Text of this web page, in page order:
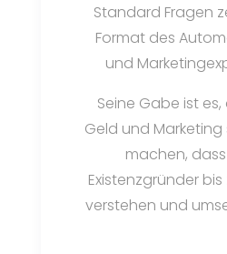
Standard Fragen
Format des
und
Seine Gabe ist
Geld und
machen,
Existenzgründer bis
verstehen und